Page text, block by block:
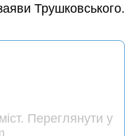
Трушковського.
Переглянути у